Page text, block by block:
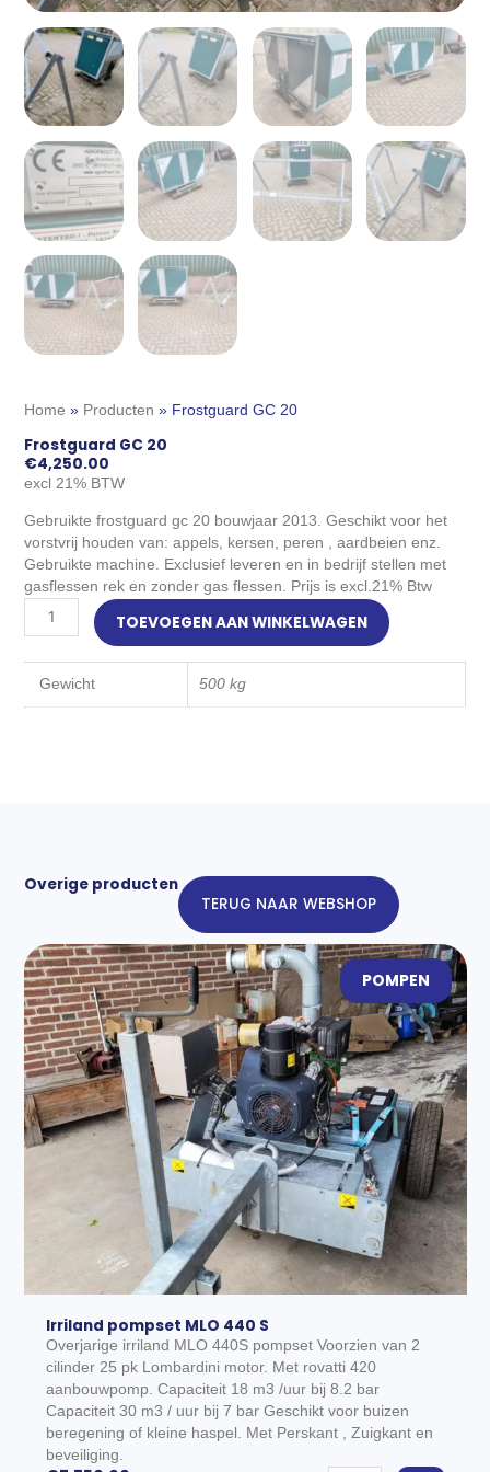
Frostguard GC 20
Home » Producten » Frostguard GC 20
Gebruikte frostguard gc 20 bouwjaar 2013. Geschikt voor het
vorstvrij houden van: appels, kersen, peren , aardbeien enz.
Gebruikte machine. Exclusief leveren en in bedrijf stellen met
gasflessen rek en zonder gas flessen. Prijs is excl.21% Btw
€4,250.00
excl 21% BTW
Frostguard
TOEVOEGEN AAN WINKELWAGEN
Gewicht 500 kg
Overige producten
TERUG NAAR WEBSHOP
Irriland pompset MLO 440 S
Overjarige irriland MLO 440S pompset Voorzien van 2
cilinder 25 pk Lombardini motor. Met rovatti 420
aanbouwpomp. Capaciteit 18 m3 /uur bij 8.2 bar
Capaciteit 30 m3 / uur bij 7 bar Geschikt voor buizen
beregening of kleine haspel. Met Perskant , Zuigkant en
beveiliging.
POMPEN
AAN WINKELWAGEN